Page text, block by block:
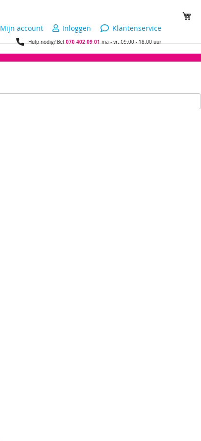
Mijn account
Inloggen Klantenservice
Hulp nodig? Bel070 402 09 01ma - vr: 09.00 - 18.00 uur